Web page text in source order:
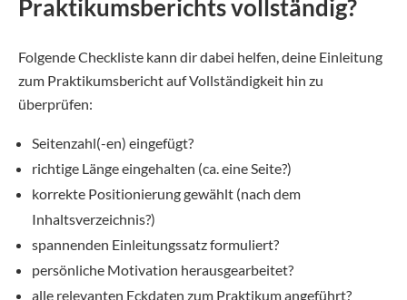
Praktikumsberichts vollständig?
Folgende Checkliste kann dir dabei helfen, deine Einleitung
zum Praktikumsbericht auf Vollständigkeit hin zu
überprüfen:
Seitenzahl(-en) eingefügt?
richtige Länge eingehalten (ca. eine Seite?)
korrekte Positionierung gewählt (nach dem
Inhaltsverzeichnis?)
spannenden Einleitungssatz formuliert?
persönliche Motivation herausgearbeitet?
alle relevanten Eckdaten zum Praktikum angeführt?